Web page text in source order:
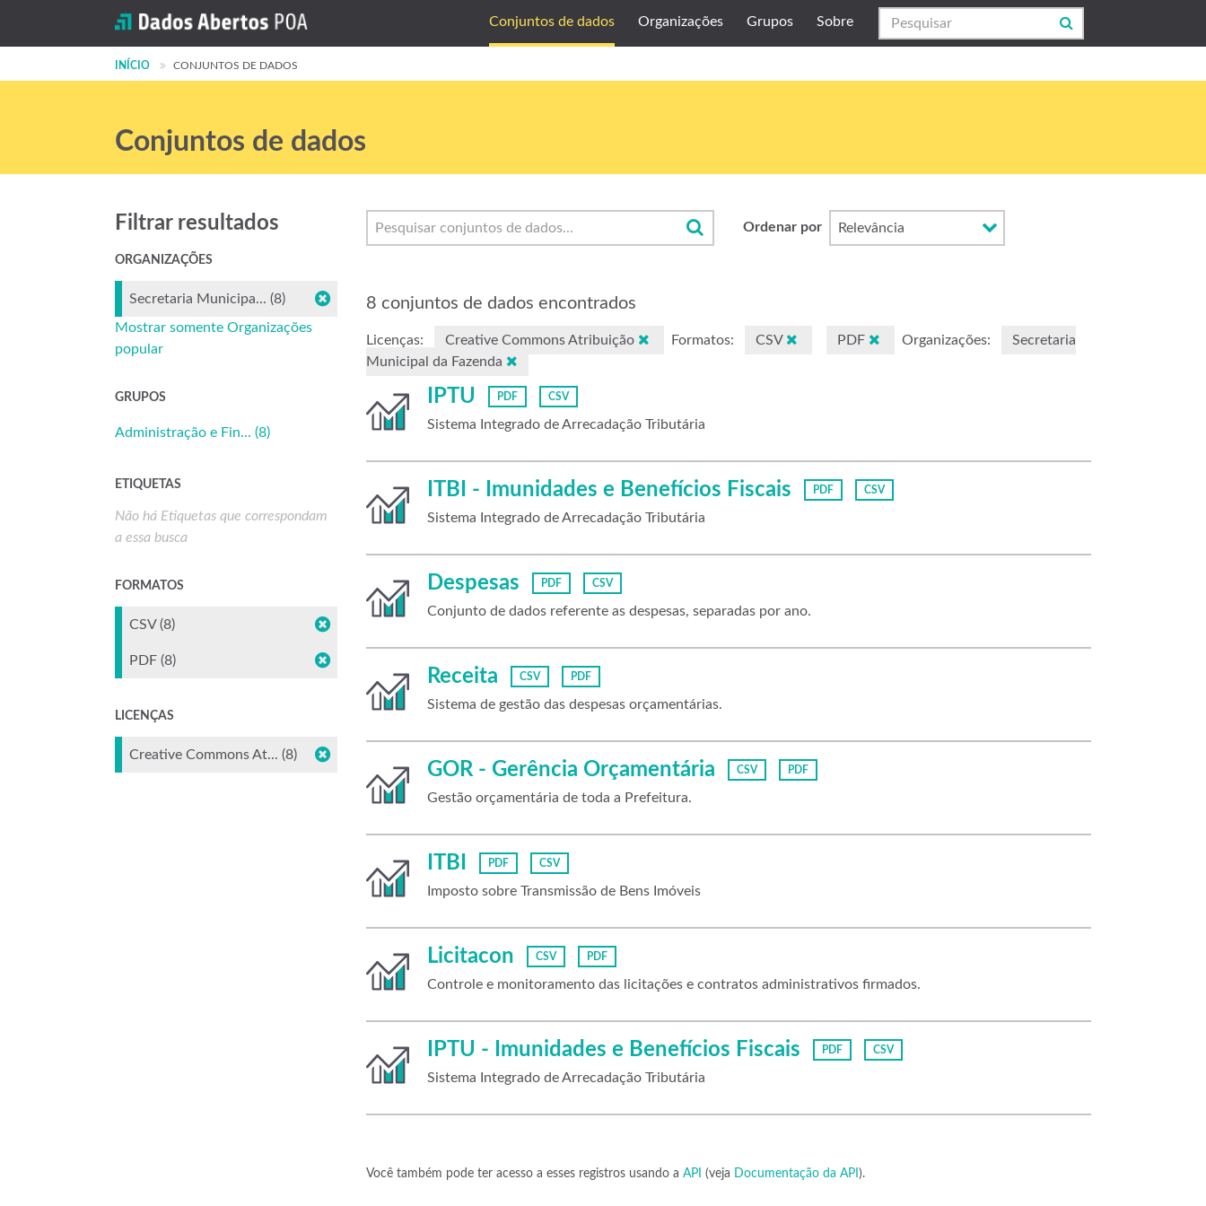
Conjuntos de dados Organizações Grupos Sobre
INÍCIO CONJUNTOS DE DADOS
Conjuntos de dados
Ordenar por
8 conjuntos de dados encontrados
Licenças: Creative Commons Atribuição Formatos: CSV PDF Organizações:
Secretaria
Municipal da Fazenda
IPTU PDF CSV
Sistema Integrado de Arrecadação Tributária
ITBI - Imunidades e Benefícios Fiscais PDF CSV
Sistema Integrado de Arrecadação Tributária
Despesas PDF CSV
Conjunto de dados referente as despesas, separadas por ano.
Receita CSV PDF
Sistema de gestão das despesas orçamentárias.
GOR - Gerência Orçamentária CSV PDF
Gestão orçamentária de toda a Prefeitura.
ITBI PDF CSV
Imposto sobre Transmissão de Bens Imóveis
Licitacon CSV PDF
Controle e monitoramento das licitações e contratos administrativos firmados.
IPTU - Imunidades e Benefícios Fiscais PDF CSV
Sistema Integrado de Arrecadação Tributária
Você também pode ter acesso a esses registros usando a API (veja Documentação da API ).
Filtrar resultados
ORGANIZAÇÕES
Secretaria Municipa... (8)
Mostrar somente Organizações
popular
GRUPOS
Administração e Fin... (8)
ETIQUETAS
Não há Etiquetas que correspondam
a essa busca
FORMATOS
CSV (8)
PDF (8)
LICENÇAS
Creative Commons At... (8)